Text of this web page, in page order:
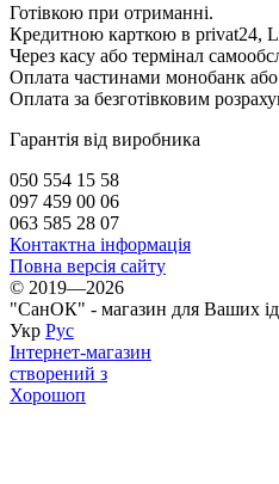
Готівкою при отриманні.
Кредитною карткою в privat24,
Через касу або термінал
Оплата частинами монобанк
Оплата за безготівковим
Гарантія від виробника
050 554 15 58
097 459 00 06
063 585 28 07
Контактна інформація
Повна версія сайту
© 2019—2026
"СанОК" - магазин для Ваших
Укр Рус
Інтернет-магазин
створений з
Хорошоп